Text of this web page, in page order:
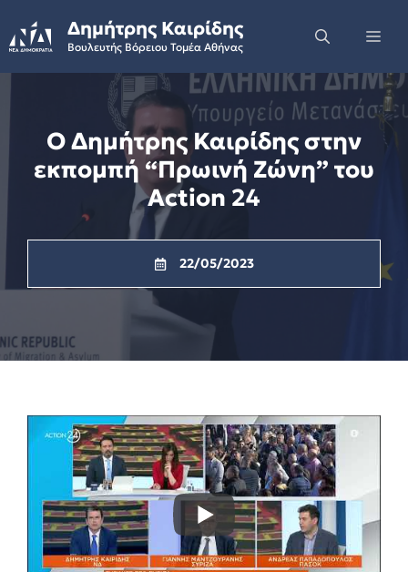
to
content
Δημήτρης Καιρίδης
Βουλευτής Βόρειου Τομέα Αθήνας
Ο Δημήτρης Καιρίδης στην
εκπομπή “Πρωινή Ζώνη” του
Action 24
22/05/2023